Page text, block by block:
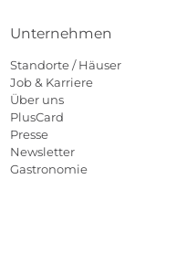
Unternehmen
Standorte / Häuser
Job & Karriere
Über uns
PlusCard
Presse
Newsletter
Gastronomie